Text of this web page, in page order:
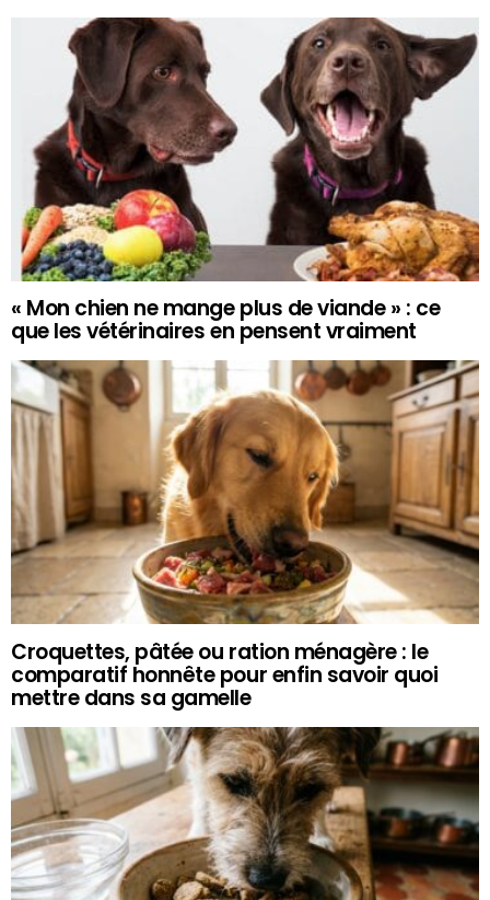
« Mon chien ne mange plus de viande » : ce
que les vétérinaires en pensent vraiment
Croquettes, pâtée ou ration ménagère : le
comparatif honnête pour enfin savoir quoi
mettre dans sa gamelle